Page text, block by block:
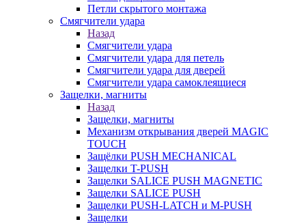
Петли скрытого монтажа
Смягчители удара
Назад
Смягчители удара
Смягчители удара для петель
Смягчители удара для дверей
Cмягчители удара самоклеящиеся
Защелки, магниты
Назад
Защелки, магниты
Механизм открывания дверей MAGIC
TOUCH
Защёлки PUSH MECHANICAL
Защелки T-PUSH
Защелки SALICE PUSH MAGNETIC
Защелки SALICE PUSH
Защелки PUSH-LATCH и M-PUSH
Защелки